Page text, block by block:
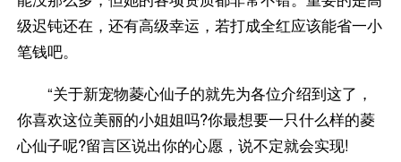
级迟钝还在，还有高级幸运，若打成全红应该能省一小
笔钱吧。
“关于新宠物菱心仙子的就先为各位介绍到这了，
你喜欢这位美丽的小姐姐吗?你最想要一只什么样的菱
心仙子呢?留言区说出你的心愿，说不定就会实现!